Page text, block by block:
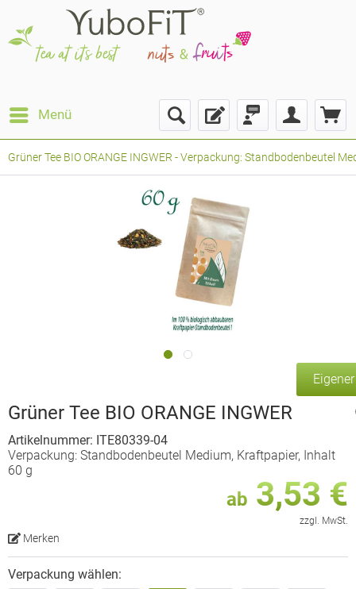
Menü
Grüner Tee BIO ORANGE INGWER - Verpackung: Standbodenbeutel
Grüner Tee BIO ORANGE INGWER
Artikelnummer: ITE80339-04
Verpackung: Standbodenbeutel Medium, Kraftpapier, Inhalt
60 g
ab 3,53 €
zzgl. MwSt.
Merken
Verpackung wählen: